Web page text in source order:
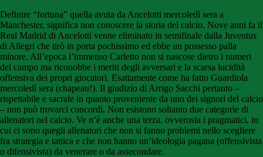
Definire “fortuna” quella avuta da Ancelotti mercoledì sera a
Manchester, significa non conoscere la storia del calcio. Nove anni fa il
Real Madrid di Ancelotti venne eliminato in semifinale dalla Juventus
di Allegri che tirò in porta pochissimo ed ebbe un possesso palla
minore. All’epoca l’immenso Carletto non si nascose dietro i numeri
del campo ma riconobbe i meriti degli avversari e la scarsa lucidità
offensiva dei propri giocatori. Esattamente come ha fatto Guardiola
mercoledì sera (chapeau!). Il giudizio di Arrigo Sacchi pertanto –
rispettabile e sacrale in quanto proveniente da uno dei signori del calcio
– non può trovarci concordi. Non esistono soltanto due categorie di
allenatori nel calcio. Ve n’è anche una terza, ovverosia i pragmatici, in
cui ci sono quegli allenatori che non si fanno problemi nello scegliere
fra strategia e tattica e che non hanno un’ideologia pagana (offensivista
o difensivista) da venerare o da assecondare.